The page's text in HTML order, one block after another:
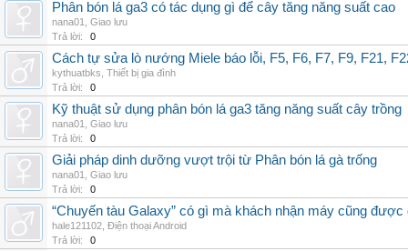
Phân bón lá ga3 có tác dụng gì để cây tăng năng suất cao
nana01
Giao lưu
Trả lời:
0
Cách tự sửa lò nướng Miele báo lỗi, F5, F6, F7, F9, F21,
kythuatbks Thiết bị gia đình
Trả lời:
0
Kỹ thuật sử dụng phân bón lá ga3 tăng năng suất cây trồng
nana01
Giao lưu
Trả lời:
0
Giải pháp dinh dưỡng vượt trội từ Phân bón lá gà trống
nana01
Giao lưu
Trả lời:
0
“Chuyến tàu Galaxy” có gì mà khách nhận máy cũng được
hale121102 Điện thoại Android
Trả lời:
0